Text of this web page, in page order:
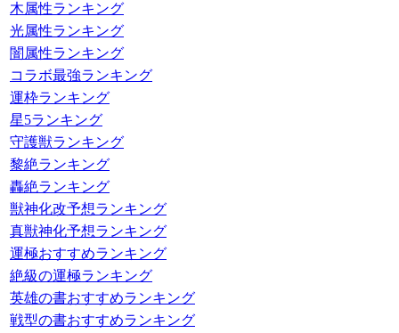
木属性ランキング
光属性ランキング
闇属性ランキング
コラボ最強ランキング
運枠ランキング
星5ランキング
守護獣ランキング
黎絶ランキング
轟絶ランキング
獣神化改予想ランキング
真獣神化予想ランキング
運極おすすめランキング
絶級の運極ランキング
英雄の書おすすめランキング
戦型の書おすすめランキング